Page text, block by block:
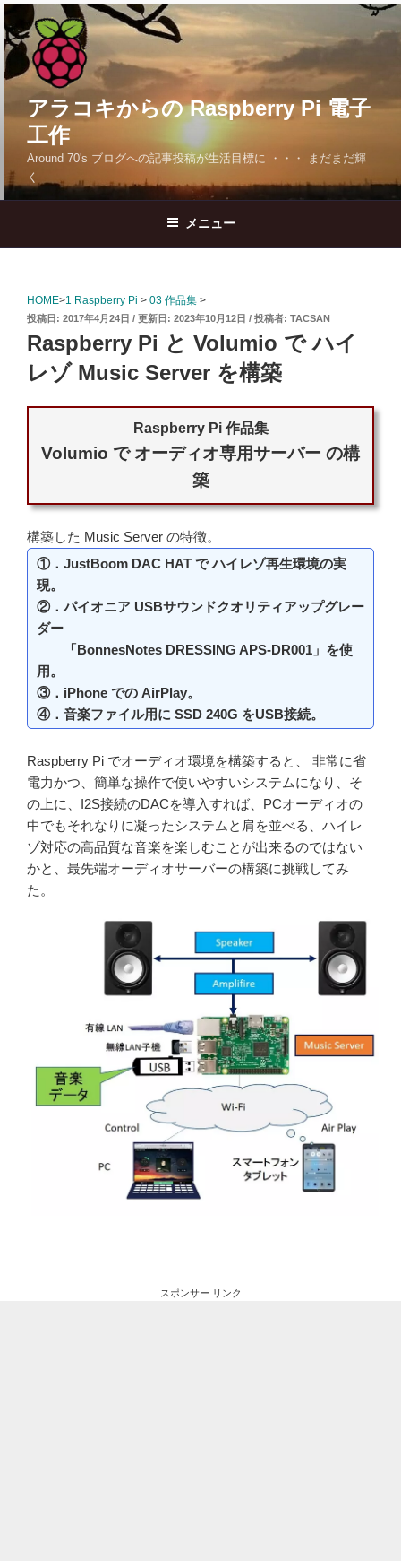
コ
ン
テ
ン
へ
ッ
プ
アラコキからの Raspberry Pi 電子
工作
Around 70's ブログへの記事投稿が生活目標に ・・・ まだまだ輝
く
メニュー
HOME>1 Raspberry Pi > 03 作品集 >
投
稿
日:
2017年4月24日 2023年10月12日 投稿者: TACSAN
Raspberry Pi と Volumio で ハイ
レゾ Music Server を構築
Raspberry Pi 作品集
Volumio で オーディオ専用サーバー の構
築
構築した Music Server の特徴。
①．JustBoom DAC HAT で ハイレゾ再生環境の実
現。
②．パイオニア USBサウンドクオリティアップグレー
ダー
「BonnesNotes DRESSING APS-DR001」を使
用。
③．iPhone での AirPlay。
④．音楽ファイル用に SSD 240G をUSB接続。
Raspberry Pi でオーディオ環境を構築すると、 非常に省
電力かつ、簡単な操作で使いやすいシステムになり、そ
の上に、I2S接続のDACを導入すれば、PCオーディオの
中でもそれなりに凝ったシステムと肩を並べる、ハイレ
ゾ対応の高品質な音楽を楽しむことが出来るのではない
かと、最先端オーディオサーバーの構築に挑戦してみ
た。
スポンサー リンク